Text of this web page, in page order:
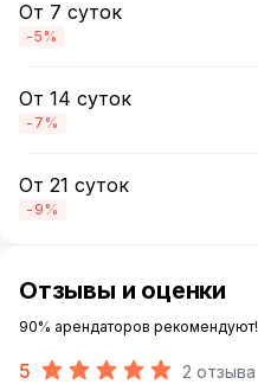
От 7 суток
-5%
От 14 суток
-7%
От 21 суток
-9%
Отзывы и оценки
90% арендаторов рекомендуют!
5 2 отзыва